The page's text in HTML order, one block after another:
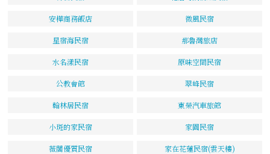
安樺商務飯店 微風民宿
星宿海民宿 那魯灣旅店
水名漾民宿 原味空間民宿
公教會館 翠峰民宿
翰林居民宿 東榮汽車旅館
小斑的家民宿 家園民宿
薇閣優質民宿 家在花蓮民宿(雲天樓)